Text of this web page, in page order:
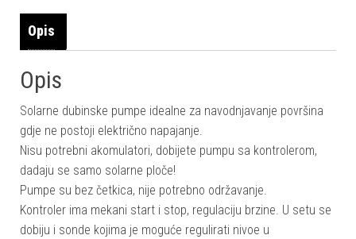
Opis
Opis
Solarne dubinske pumpe idealne za navodnjavanje površina
gdje ne postoji električno napajanje.
Nisu potrebni akomulatori, dobijete pumpu sa kontrolerom,
dadaju se samo solarne ploče!
Pumpe su bez četkica, nije potrebno održavanje.
Kontroler ima mekani start i stop, regulaciju brzine. U setu se
dobiju i sonde kojima je moguće regulirati nivoe u